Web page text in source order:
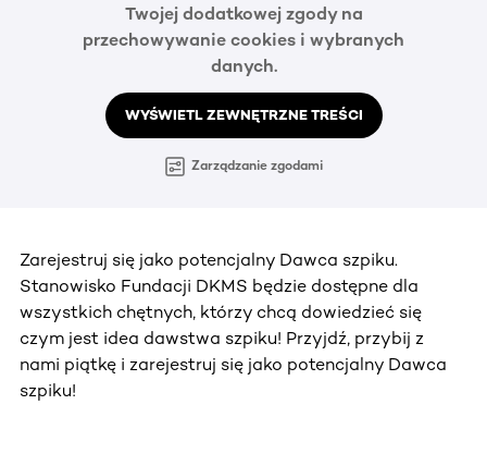
Twojej dodatkowej zgody na
przechowywanie cookies i wybranych
danych.
WYŚWIETL ZEWNĘTRZNE TREŚCI
Zarządzanie zgodami
Zarejestruj się jako potencjalny Dawca szpiku.
Stanowisko Fundacji DKMS będzie dostępne dla
wszystkich chętnych, którzy chcą dowiedzieć się
czym jest idea dawstwa szpiku! Przyjdź, przybij z
nami piątkę i zarejestruj się jako potencjalny Dawca
szpiku!